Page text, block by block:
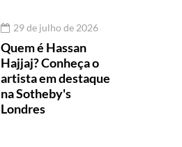
29 de julho de 2026
Quem é Hassan
Hajjaj? Conheça o
artista em destaque
na Sotheby's
Londres